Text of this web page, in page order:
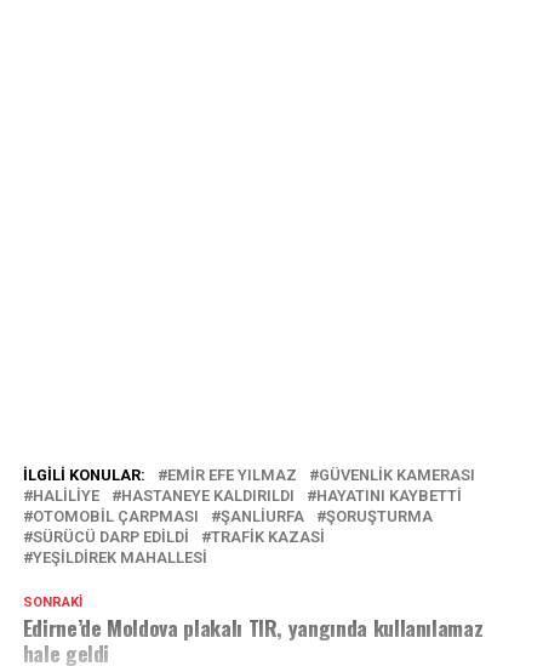
İLGILI KONULAR: EMIR EFE YILMAZ
GÜVENLIK KAMERASI
HALILIYE
HASTANEYE KALDIRILDI
HAYATINI KAYBETTI
OTOMOBİL ÇARPMASI
ŞANLIURFA
ŞORUŞTURMA
SÜRÜCÜ DARP EDILDI
TRAFİK KAZASİ
YEŞILDIREK MAHALLESI
SONRAKI
Edirne’de Moldova plakalı TIR, yangında kullanılamaz
hale geldi